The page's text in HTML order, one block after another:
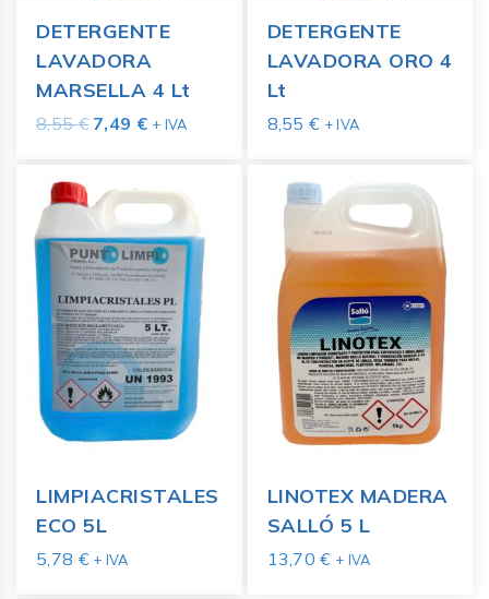
DETERGENTE
LAVADORA
MARSELLA 4 Lt
8,55€ 7,49 € + IVA
DETERGENTE
LAVADORA ORO 4
Lt
8,55 € + IVA
LIMPIACRISTALES
ECO 5L
5,78 € + IVA
LINOTEX MADERA
SALLÓ 5 L
13,70€ + IVA